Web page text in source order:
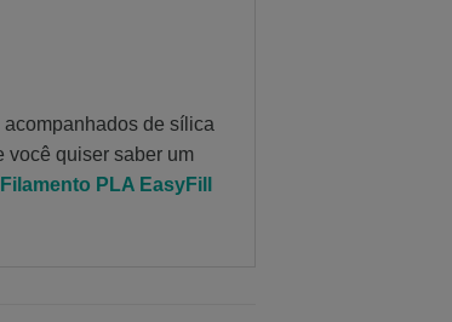
de sílica
você quiser saber um
PLA EasyFill